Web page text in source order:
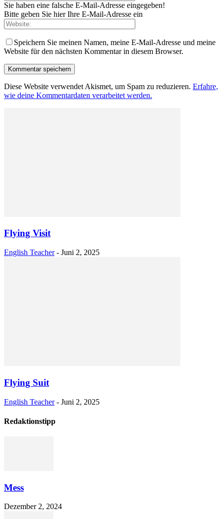
Sie haben eine falsche E-Mail-Adresse eingegeben!
Bitte geben Sie hier Ihre E-Mail-Adresse ein
Speichern Sie meinen Namen, meine E-Mail-Adresse und meine
Website für den nächsten Kommentar in diesem Browser.
Diese Website verwendet Akismet, um Spam zu reduzieren. Erfahre,
wie deine Kommentardaten verarbeitet werden.
Flying Visit
English Teacher - Juni 2, 2025
Flying Suit
English Teacher - Juni 2, 2025
Redaktionstipp
Mess
Dezember 2, 2024